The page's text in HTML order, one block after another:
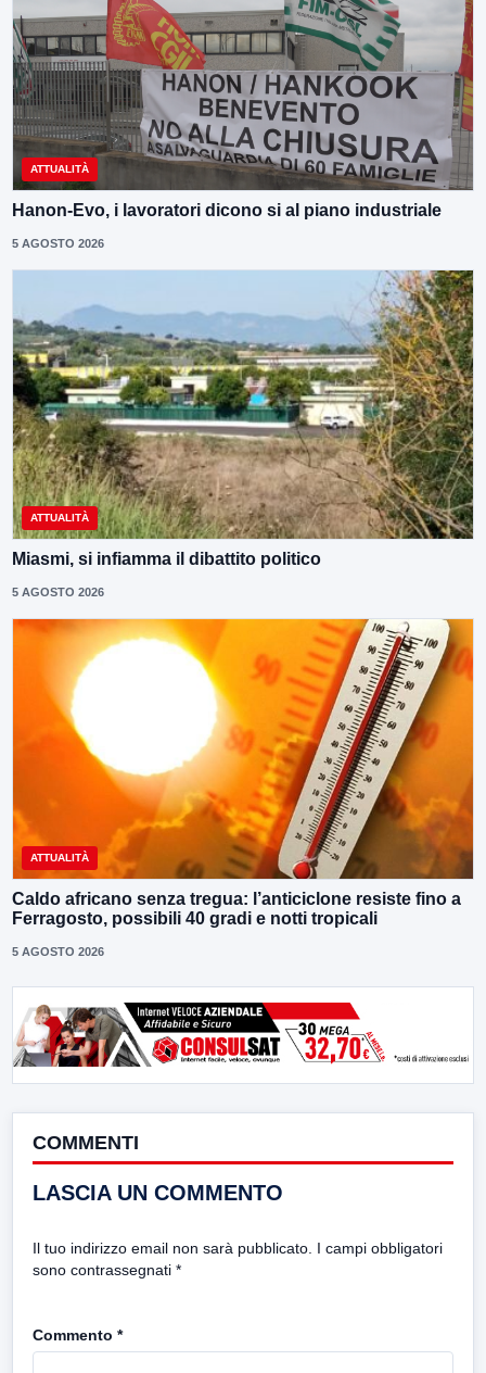
ATTUALITÀ
Hanon-Evo, i lavoratori dicono si al piano industriale
5 AGOSTO 2026
ATTUALITÀ
Miasmi, si infiamma il dibattito politico
5 AGOSTO 2026
ATTUALITÀ
Caldo africano senza tregua: l’anticiclone resiste fino a
Ferragosto, possibili 40 gradi e notti tropicali
5 AGOSTO 2026
COMMENTI
LASCIA UN COMMENTO
Il tuo indirizzo email non sarà pubblicato. I campi obbligatori
sono contrassegnati *
Commento *